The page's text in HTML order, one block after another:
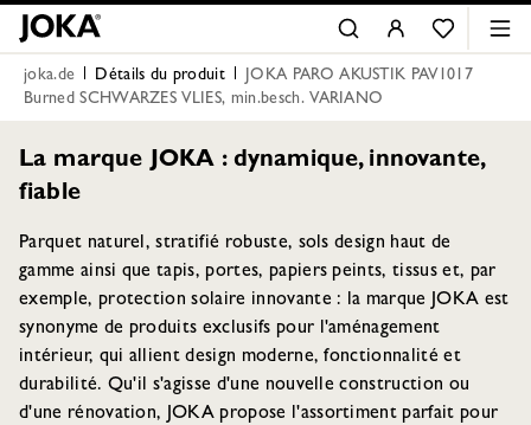
joka.de Détails du produit
JOKA PARO AKUSTIK PAV1017
Burned SCHWARZES VLIES, min.besch. VARIANO
La marque JOKA : dynamique, innovante,
fiable
Parquet naturel, stratifié robuste, sols design haut de
gamme ainsi que tapis, portes, papiers peints, tissus et, par
exemple, protection solaire innovante : la marque JOKA est
synonyme de produits exclusifs pour l'aménagement
intérieur, qui allient design moderne, fonctionnalité et
durabilité. Qu'il s'agisse d'une nouvelle construction ou
d'une rénovation, JOKA propose l'assortiment parfait pour